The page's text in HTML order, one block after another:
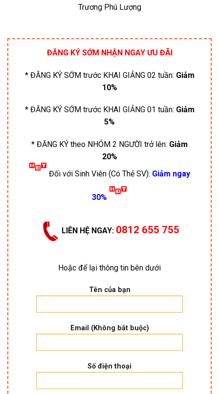
Trương Phú Lượng
ĐĂNG KÝ SỚM NHẬN NGAY ƯU ĐÃI
* ĐĂNG KÝ SỚM trước KHAI GIẢNG 02 tuần: Giảm
10%
* ĐĂNG KÝ SỚM trước KHAI GIẢNG 01 tuần: Giảm
5%
* ĐĂNG KÝ theo NHÓM 2 NGƯỜI trở lên: Giảm
20%
Đối với Sinh Viên (Có Thẻ SV): Giảm ngay
30%
LIÊN HỆ NGAY: 0812 655 755
Hoặc để lại thông tin bên dưới
Tên của bạn
Email (Không bắt buộc)
Số điện thoại